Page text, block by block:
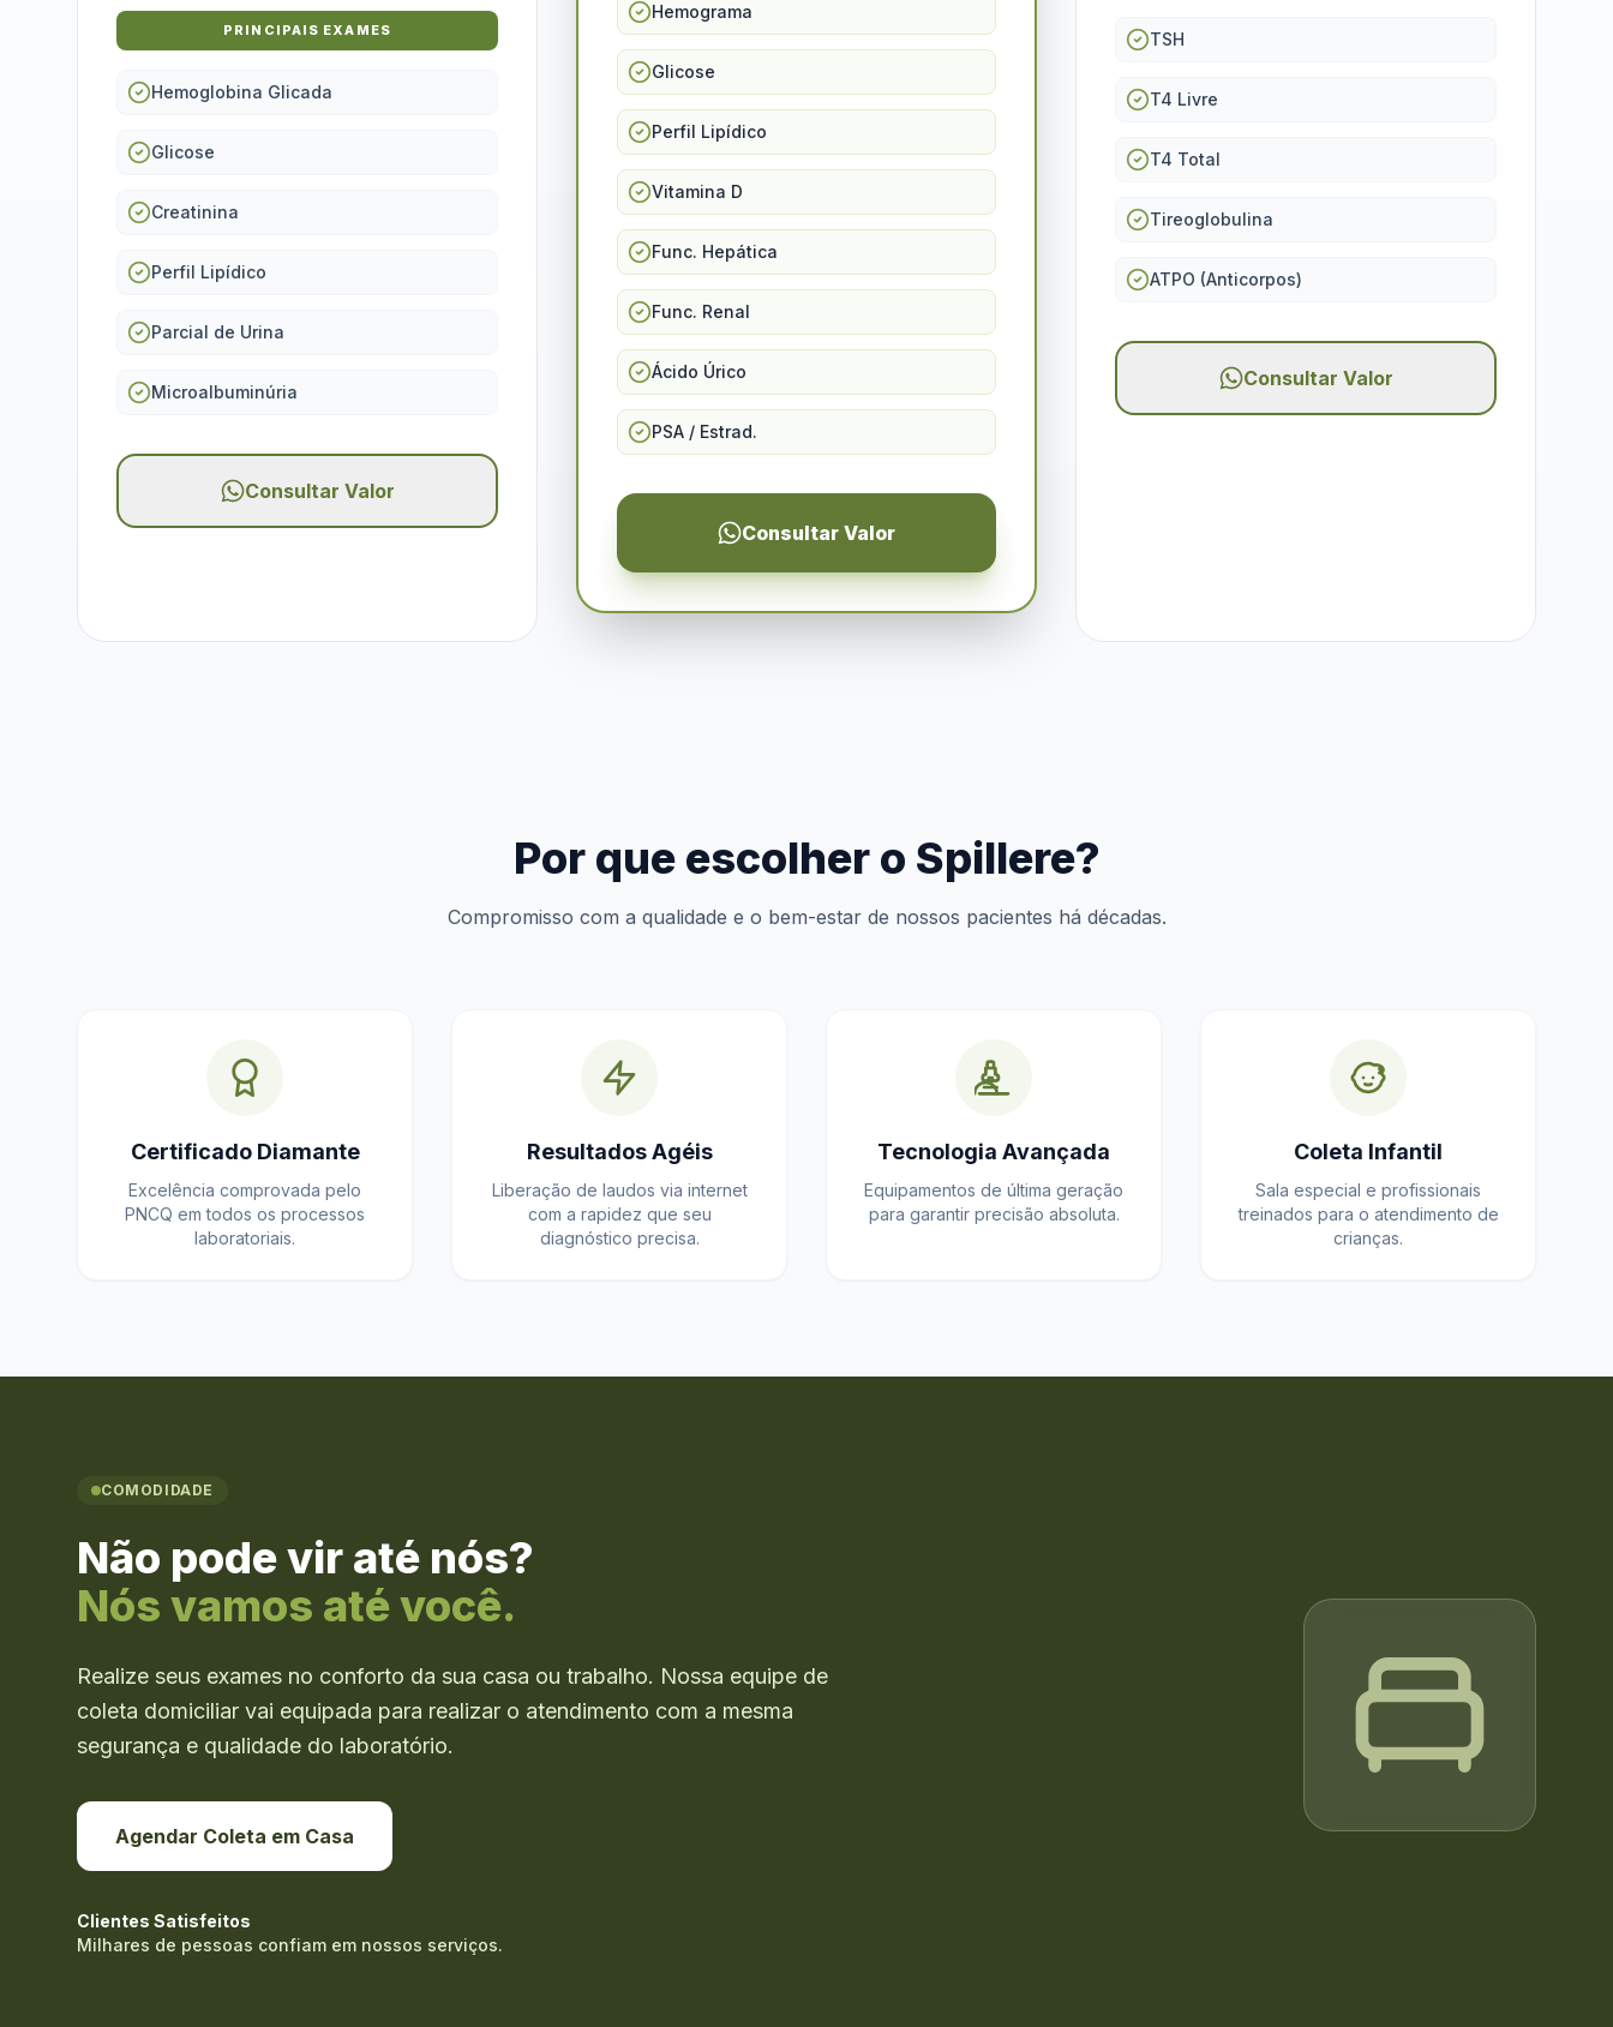
PRINCIPAIS EXAMES
Hemoglobina Glicada
Glicose
Creatinina
Perfil Lipídico
Parcial de Urina
Microalbuminúria
Consultar Valor
Hemograma
Glicose
Perfil Lipídico
Vitamina D
Func. Hepática
Func. Renal
Ácido Úrico
PSA / Estrad.
Consultar Valor
TSH
T4 Livre
T4 Total
Tireoglobulina
ATPO (Anticorpos)
Consultar Valor
Por que escolher o Spillere?
Compromisso com a qualidade e o bem-estar de nossos pacientes há décadas.
Certificado Diamante
Excelência comprovada pelo
PNCQ em todos os processos
laboratoriais.
Resultados Agéis
Liberação de laudos via internet
com a rapidez que seu
diagnóstico precisa.
Tecnologia Avançada
Equipamentos de última geração
para garantir precisão absoluta.
Coleta Infantil
Sala especial e profissionais
treinados para o atendimento de
crianças.
COMODIDADE
Não pode vir até nós?
Nós vamos até você.
Realize seus exames no conforto da sua casa ou trabalho. Nossa equipe de
coleta domiciliar vai equipada para realizar o atendimento com a mesma
segurança e qualidade do laboratório.
Agendar Coleta em Casa
Clientes Satisfeitos
Milhares de pessoas confiam em nossos serviços.